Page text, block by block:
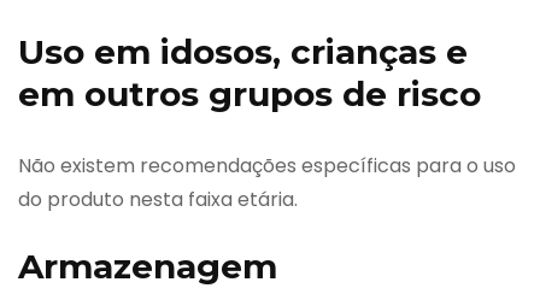
Uso em idosos, crianças e
em outros grupos de risco
Não existem recomendações específicas para o uso
do produto nesta faixa etária.
Armazenagem